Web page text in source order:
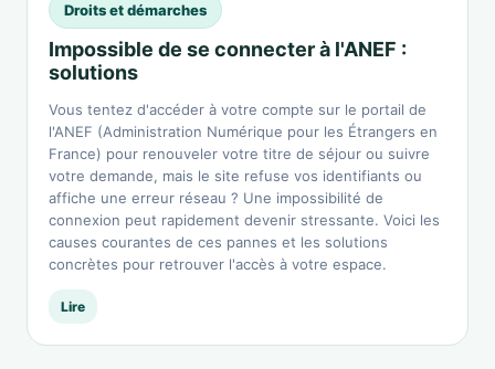
Droits et démarches
Impossible de se connecter à l'ANEF :
solutions
Vous tentez d'accéder à votre compte sur le portail de
l'ANEF (Administration Numérique pour les Étrangers en
France) pour renouveler votre titre de séjour ou suivre
votre demande, mais le site refuse vos identifiants ou
affiche une erreur réseau ? Une impossibilité de
connexion peut rapidement devenir stressante. Voici les
causes courantes de ces pannes et les solutions
concrètes pour retrouver l'accès à votre espace.
Lire